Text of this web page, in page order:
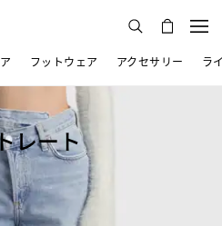
フットウェア アクセサリー ラ
レート